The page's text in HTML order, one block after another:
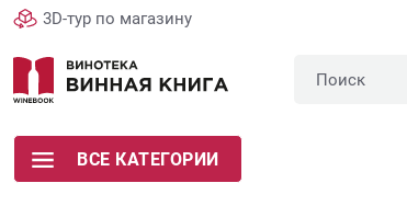
3D-тур по магазину
ВСЕ КАТЕГОРИИ